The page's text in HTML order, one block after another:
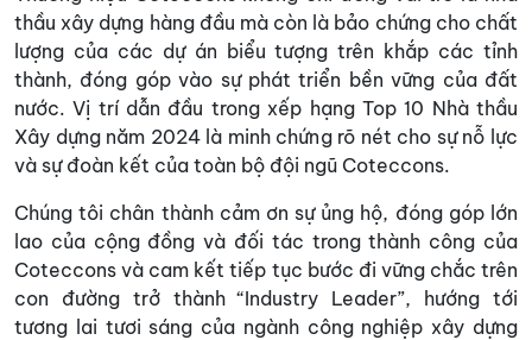
thầu xây dựng hàng đầu mà còn là bảo chứng cho chất
lượng của các dự án biểu tượng trên khắp các tỉnh
thành, đóng góp vào sự phát triển bền vững của đất
nước. Vị trí dẫn đầu trong xếp hạng Top 10 Nhà thầu
Xây dựng năm 2024 là minh chứng rõ nét cho sự nỗ lực
và sự đoàn kết của toàn bộ đội ngũ Coteccons.
Chúng tôi chân thành cảm ơn sự ủng hộ, đóng góp lớn
lao của cộng đồng và đối tác trong thành công của
Coteccons và cam kết tiếp tục bước đi vững chắc trên
con đường trở thành “Industry Leader”, hướng tới
tương lai tươi sáng của ngành công nghiệp xây dựng